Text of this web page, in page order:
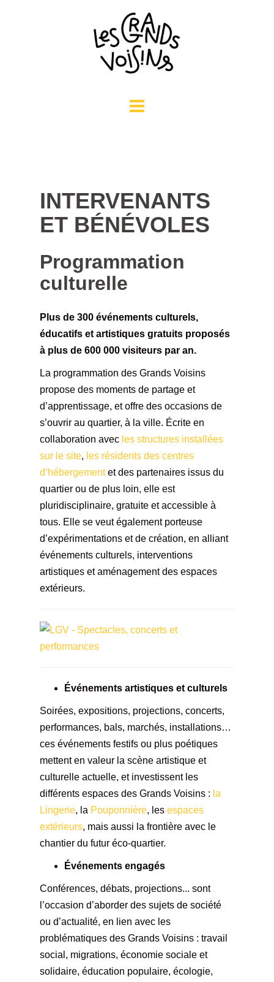
INTERVENANTS
ET BÉNÉVOLES
Programmation
culturelle
Plus de 300 événements culturels,
éducatifs et artistiques gratuits proposés
à plus de 600 000 visiteurs par an.
La programmation des Grands Voisins
propose des moments de partage et
d’apprentissage, et offre des occasions de
s’ouvrir au quartier, à la ville. Écrite en
collaboration avec les structures installées
sur le site, les résidents des centres
d’hébergementet des partenaires issus du
quartier ou de plus loin, elle est
pluridisciplinaire, gratuite et accessible à
tous. Elle se veut également porteuse
d’expérimentations et de création, en alliant
événements culturels, interventions
artistiques et aménagement des espaces
extérieurs.
Événements artistiques et culturels
Soirées, expositions, projections, concerts,
performances, bals, marchés, installations…
ces événements festifs ou plus poétiques
mettent en valeur la scène artistique et
culturelle actuelle, et investissent les
différents espaces des Grands Voisins : la
Lingerie, la Pouponnière, les espaces
extérieurs, mais aussi la frontière avec le
chantier du futur éco-quartier.
Événements engagés
Conférences, débats, projections... sont
l’occasion d’aborder des sujets de société
ou d’actualité, en lien avec les
problématiques des Grands Voisins : travail
social, migrations, économie sociale et
solidaire, éducation populaire, écologie,